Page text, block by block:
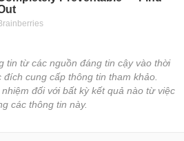
tin từ các nguồn đáng tin cậy vào thời
cung cấp thông tin tham khảo.
đối với bất kỳ kết quả nào từ việc
các thông tin này.